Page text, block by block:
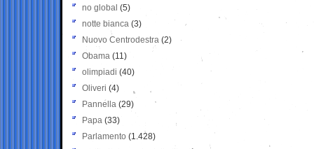
no global (5)
notte bianca (3)
Nuovo Centrodestra (2)
Obama (11)
olimpiadi (40)
Oliveri (4)
Pannella (29)
Papa (33)
Parlamento (1.428)